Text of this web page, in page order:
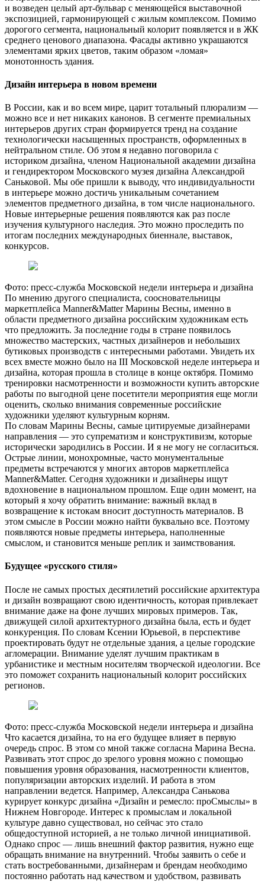
и возведен целый арт-бульвар с меняющейся выставочной
экспозицией, гармонирующей с жилым комплексом. Помимо
дорогого сегмента, национальный колорит появляется и в ЖК
среднего ценового диапазона. Фасады активно украшаются
элементами ярких цветов, таким образом «ломая»
монотонность здания.
Дизайн интерьера в новом времени
В России, как и во всем мире, царит тотальный плюрализм —
можно все и нет никаких канонов. В сегменте премиальных
интерьеров других стран формируется тренд на создание
технологически насыщенных пространств, оформленных в
нейтральном стиле. Об этом я недавно поговорила с
историком дизайна, членом Национальной академии дизайна
и гендиректором Московского музея дизайна Александрой
Саньковой. Мы обе пришли к выводу, что индивидуальности
в интерьере можно достичь уникальным сочетанием
элементов предметного дизайна, в том числе национального.
Новые интерьерные решения появляются как раз после
изучения культурного наследия. Это можно проследить по
итогам последних международных биеннале, выставок,
конкурсов.
Фото: пресс-служба Московской недели интерьера и дизайна
По мнению другого специалиста, соосновательницы
маркетплейса Manner&Matter Марины Весны, именно в
области предметного дизайна российским художникам есть
что предложить. За последние годы в стране появилось
множество мастерских, частных дизайнеров и небольших
бутиковых производств с интересными работами. Увидеть их
всех вместе можно было на III Московской неделе интерьера и
дизайна, которая прошла в столице в конце октября. Помимо
тренировки насмотренности и возможности купить авторские
работы по выгодной цене посетители мероприятия еще могли
оценить, сколько внимания современные российские
художники уделяют культурным корням.
По словам Марины Весны, самые цитируемые дизайнерами
направления — это супрематизм и конструктивизм, которые
исторически зародились в России. И я не могу не согласиться.
Острые линии, монохромные, часто монументальные
предметы встречаются у многих авторов маркетплейса
Manner&Matter. Сегодня художники и дизайнеры ищут
вдохновение в национальном прошлом. Еще один момент, на
который я хочу обратить внимание: важный вклад в
возвращение к истокам вносит доступность материалов. В
этом смысле в России можно найти буквально все. Поэтому
появляются новые предметы интерьера, наполненные
смыслом, и становится меньше реплик и заимствования.
Будущее «русского стиля»
После не самых простых десятилетий российские архитектура
и дизайн возвращают свою идентичность, которая привлекает
внимание даже на фоне лучших мировых примеров. Так,
движущей силой архитектурного дизайна была, есть и будет
конкуренция. По словам Ксении Юрьевой, в перспективе
проектировать будут не отдельные здания, а целые городские
агломерации. Внимание уделят лучшим практикам в
урбанистике и местным носителям творческой идеологии. Все
это поможет сохранить национальный колорит российских
регионов.
Фото: пресс-служба Московской недели интерьера и дизайна
Что касается дизайна, то на его будущее влияет в первую
очередь спрос. В этом со мной также согласна Марина Весна.
Развивать этот спрос до зрелого уровня можно с помощью
повышения уровня образования, насмотренности клиентов,
популяризации авторских изделий. И работа в этом
направлении ведется. Например, Александра Санькова
курирует конкурс дизайна «Дизайн и ремесло: проСмыслы» в
Нижнем Новгороде. Интерес к промыслам и локальной
культуре давно существовал, но сейчас это стало
общедоступной историей, а не только личной инициативой.
Однако спрос — лишь внешний фактор развития, нужно еще
обращать внимание на внутренний. Чтобы заявить о себе и
стать востребованными, дизайнерам и брендам необходимо
постоянно работать над качеством и удобством, развивать